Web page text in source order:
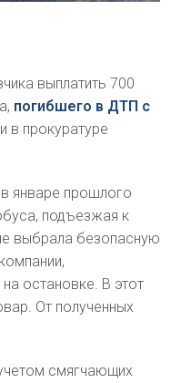
выплатить 700
погибшего в ДТП с
в прокуратуре
январе прошлого
подъезжая к
выбрала безопасную
остановке. В этот
От полученных
смягчающих